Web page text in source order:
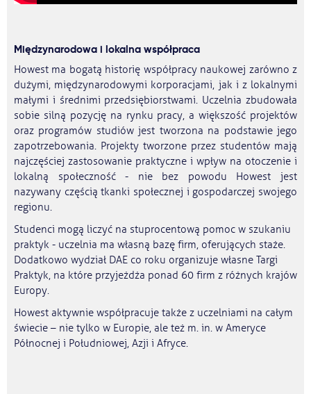
Międzynarodowa i lokalna współpraca
Howest ma bogatą historię współpracy naukowej zarówno z
dużymi, międzynarodowymi korporacjami, jak i z lokalnymi
małymi i średnimi przedsiębiorstwami. Uczelnia zbudowała
sobie silną pozycję na rynku pracy, a większość projektów
oraz programów studiów jest tworzona na podstawie jego
zapotrzebowania. Projekty tworzone przez studentów mają
najczęściej zastosowanie praktyczne i wpływ na otoczenie i
lokalną społeczność - nie bez powodu Howest jest
nazywany częścią tkanki społecznej i gospodarczej swojego
regionu.
Studenci mogą liczyć na stuprocentową pomoc w szukaniu
praktyk - uczelnia ma własną bazę firm, oferujących staże.
Dodatkowo wydział DAE co roku organizuje własne Targi
Praktyk, na które przyjeżdża ponad 60 firm z różnych krajów
Europy.
Howest aktywnie współpracuje także z uczelniami na całym
świecie – nie tylko w Europie, ale też m. in. w Ameryce
Północnej i Południowej, Azji i Afryce.